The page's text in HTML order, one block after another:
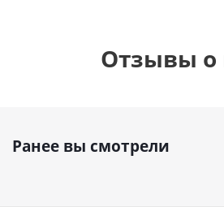
Отзывы о
Ранее вы смотрели